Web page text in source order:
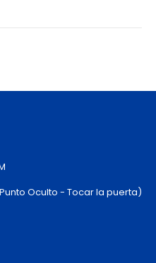
Oculto - Tocar la puerta)